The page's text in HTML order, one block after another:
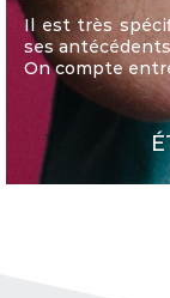
Il est très
ses
On compte